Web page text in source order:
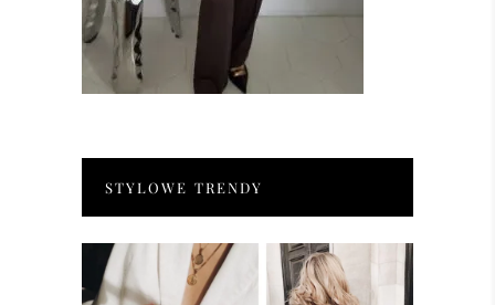
STYLOWE TRENDY